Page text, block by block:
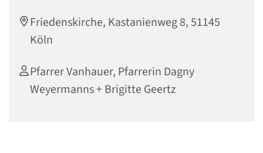
Friedenskirche, Kastanienweg 8, 51145
Köln
Pfarrer Vanhauer, Pfarrerin Dagny
Weyermanns + Brigitte Geertz